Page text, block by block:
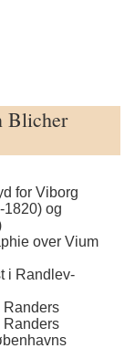
Blicher
for Viborg
og
over Vium
i Randlev-
Randers
Randers